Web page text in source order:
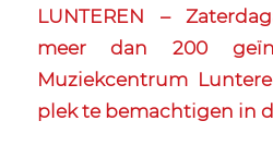
LUNTEREN –
meer dan 200
Muziekcentrum
plek te bemachtigen in